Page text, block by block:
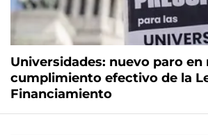
Universidades: nuevo paro en
cumplimiento efectivo de la
Financiamiento